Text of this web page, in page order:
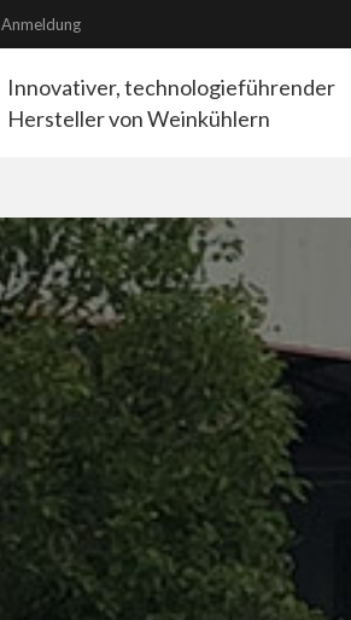
Anmeldung
Innovativer, technologieführender
Hersteller von Weinkühlern